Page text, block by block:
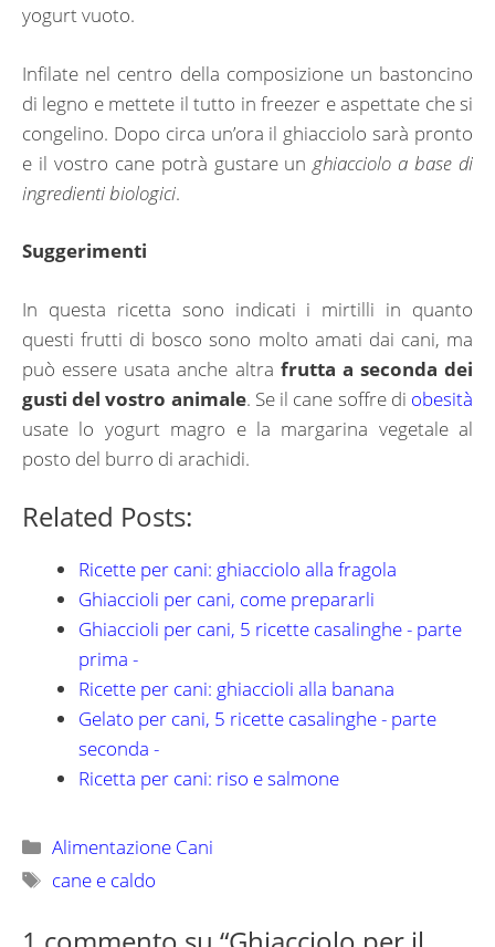
yogurt vuoto.
Infilate nel centro della composizione un bastoncino
di legno e mettete il tutto in freezer e aspettate che si
congelino. Dopo circa un’ora il ghiacciolo sarà pronto
e il vostro cane potrà gustare unghiacciolo a base di
ingredienti biologici.
Suggerimenti
In questa ricetta sono indicati i mirtilli in quanto
questi frutti di bosco sono molto amati dai cani, ma
può essere usata anche altra frutta a seconda dei
gusti del vostro animale. Se il cane soffre di obesità
usate lo yogurt magro e la margarina vegetale al
posto del burro di arachidi.
Related Posts:
Ricette per cani: ghiacciolo alla fragola
Ghiaccioli per cani, come prepararli
Ghiaccioli per cani, 5 ricette casalinghe - parte
prima -
Ricette per cani: ghiaccioli alla banana
Gelato per cani, 5 ricette casalinghe - parte
seconda -
Ricetta per cani: riso e salmone
Categorie
Alimentazione Cani
Tag
cane e caldo